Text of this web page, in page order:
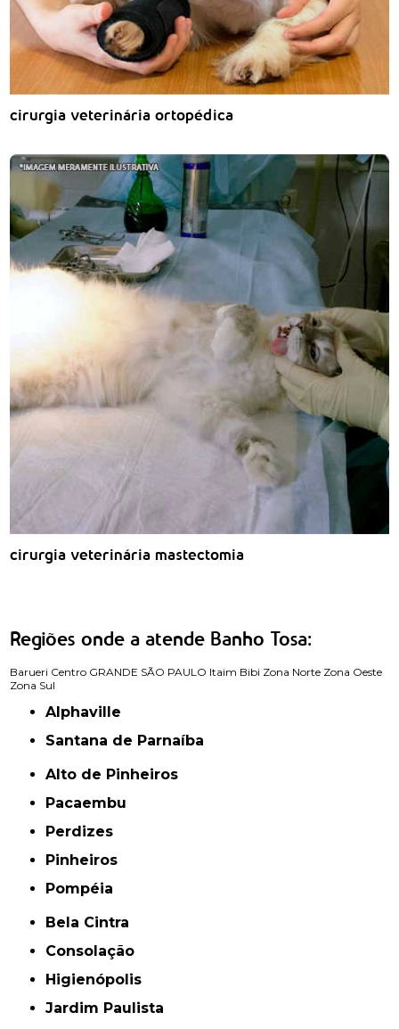
cirurgia veterinária ortopédica
cirurgia veterinária mastectomia
Regiões onde a atende Banho Tosa:
Barueri Centro GRANDE SÃO PAULO Itaim Bibi Zona Norte Zona Oeste
Zona Sul
Alphaville
Santana de Parnaíba
Alto de Pinheiros
Pacaembu
Perdizes
Pinheiros
Pompéia
Bela Cintra
Consolação
Higienópolis
Jardim Paulista